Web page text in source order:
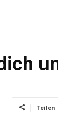
Teilen